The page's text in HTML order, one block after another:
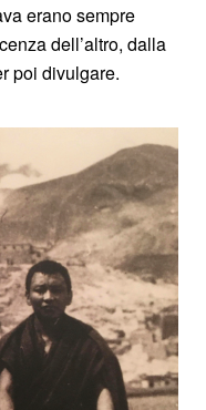
erano sempre
dell’altro, dalla
poi divulgare.